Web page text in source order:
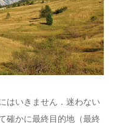
はいきません．迷わない
確かに最終目的地（最終